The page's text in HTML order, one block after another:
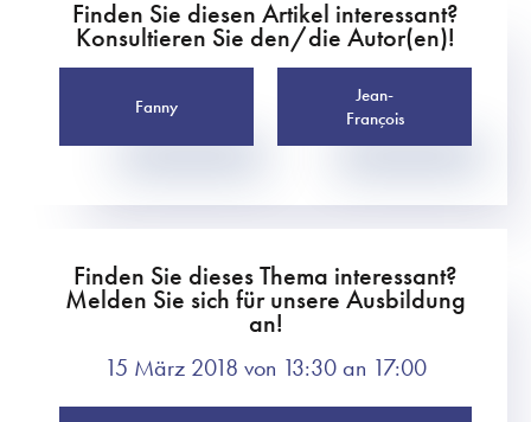
Finden Sie diesen Artikel interessant?
Konsultieren Sie den/die Autor(en)!
Fanny
Jean-
François
Finden Sie dieses Thema interessant?
Melden Sie sich für unsere Ausbildung
an!
15 März 2018 von 13:30 an 17:00